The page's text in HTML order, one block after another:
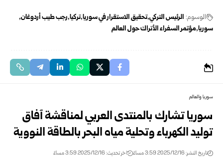
الوسوم: الرئيس التركي تحقيق الاستقرار في سوريا تركيا رجب طيب أردوغان
سوريا مؤتمر السفراء الأتراك حول العالم
سوريا والعالم
سوريا تشارك بالمنتدى العربي لمناقشة آفاق
توليد الكهرباء وتحلية مياه البحر بالطاقة النووية
تاريخ النشر: 2025/12/16 3:59 مساءً اخر تحديث: 2025/12/16 3:59 مساءً